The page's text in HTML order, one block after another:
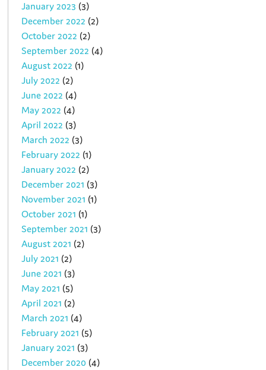
January 2023 (3)
December 2022 (2)
October 2022 (2)
September 2022 (4)
August 2022 (1)
July 2022 (2)
June 2022 (4)
May 2022 (4)
April 2022 (3)
March 2022 (3)
February 2022 (1)
January 2022 (2)
December 2021 (3)
November 2021 (1)
October 2021 (1)
September 2021 (3)
August 2021 (2)
July 2021 (2)
June 2021 (3)
May 2021 (5)
April 2021 (2)
March 2021 (4)
February 2021 (5)
January 2021 (3)
December 2020 (4)